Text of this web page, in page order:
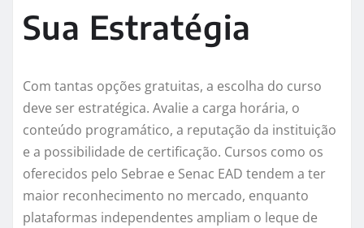
Sua Estratégia
Com tantas opções gratuitas, a escolha do curso
deve ser estratégica. Avalie a carga horária, o
conteúdo programático, a reputação da instituição
e a possibilidade de certificação. Cursos como os
oferecidos pelo Sebrae e Senac EAD tendem a ter
maior reconhecimento no mercado, enquanto
plataformas independentes ampliam o leque de